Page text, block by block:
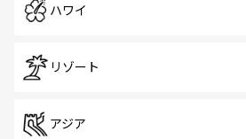
ハワイ
リゾート
アジア